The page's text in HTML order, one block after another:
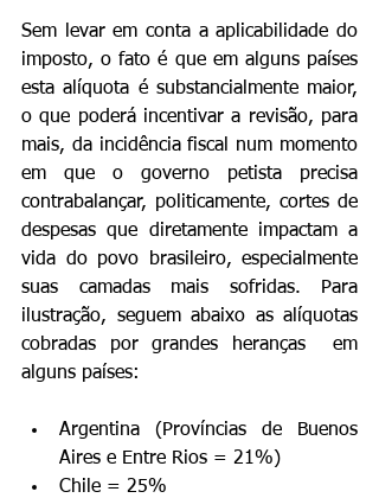
Sem levar em conta a aplicabilidade do
imposto, o fato é que em alguns países
esta alíquota é substancialmente maior,
o que poderá incentivar a revisão, para
mais, da incidência fiscal num momento
em que o governo petista precisa
contrabalançar, politicamente, cortes de
despesas que diretamente impactam a
vida do povo brasileiro, especialmente
suas camadas mais sofridas. Para
ilustração, seguem abaixo as alíquotas
cobradas por grandes heranças  em
alguns países:
Argentina (Províncias de Buenos
Aires e Entre Rios = 21%)
Chile = 25%